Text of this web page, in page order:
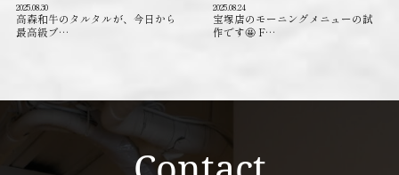
2025.08.30
高森和牛のタルタルが、今日から
最高級ブ…
2025.08.24
宝塚店のモーニングメニューの試
作です🤩 F…